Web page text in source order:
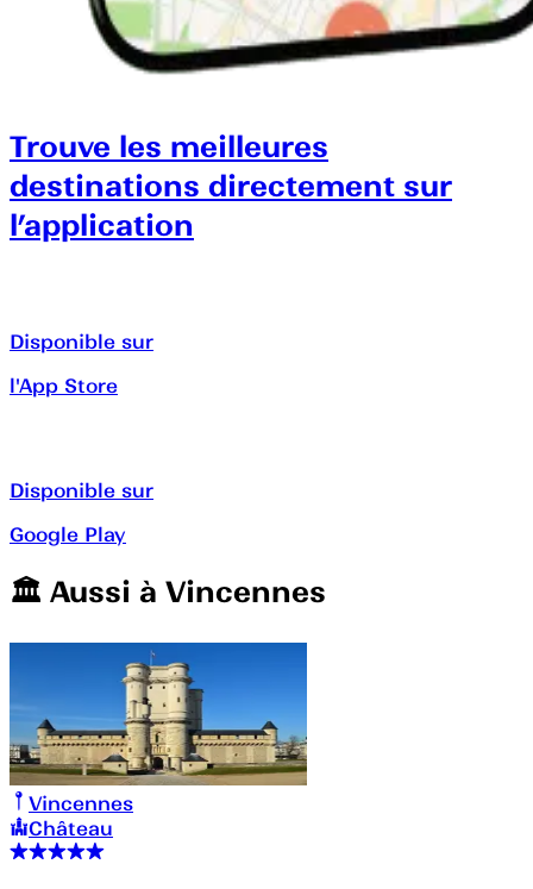
Trouve les meilleures
destinations directement sur
l’application
Disponible sur
l'App Store
Disponible sur
Google Play
🏛️️ Aussi à Vincennes
Vincennes
Château